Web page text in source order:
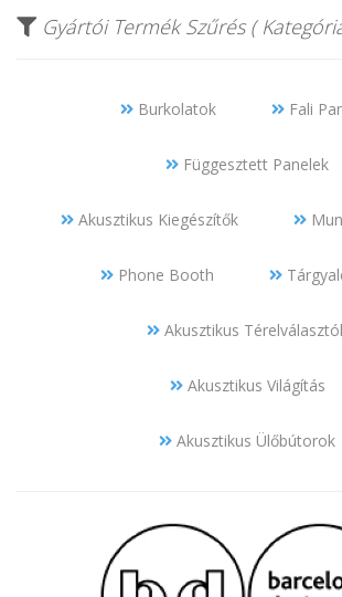
Gyártói Termék Szűrés (
Burkolatok Fali
Függesztett Panelek
Akusztikus Kiegészítők
Phone Booth
Akusztikus
Akusztikus Világítás
Akusztikus Ülőbútorok